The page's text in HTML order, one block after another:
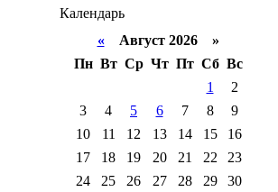
Календарь
«Август 2026 »
Пн Вт Ср Чт Пт Сб Вс
1
2
3
4 5 6 7 8
9
10
11 12 13 14 15
16
17
18 19 20 21 22
23
24
25 26 27 28 29
30